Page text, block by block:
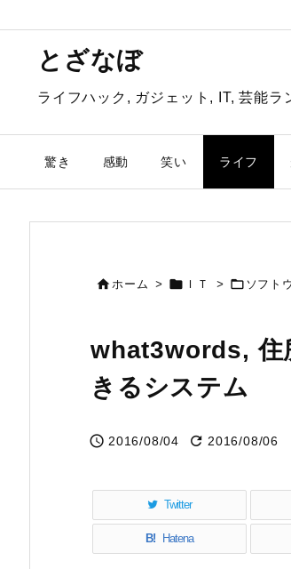
とざなぼ
ライフハック, ガジェット, IT, 芸能
驚き 感動 笑い ライフ
ホーム >  ＩＴ >  ソフト
what3words, 住
きるシステム
 2016/08/04  2016/08/06
Twitter
B! Hatena